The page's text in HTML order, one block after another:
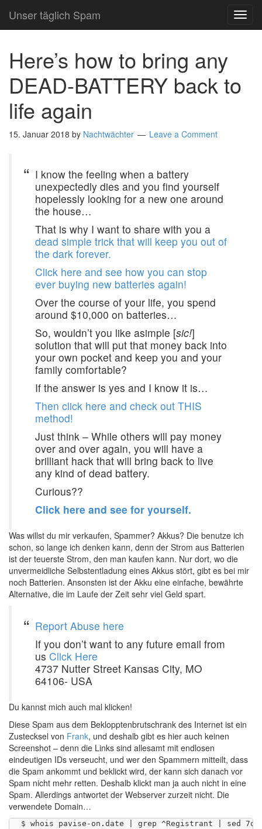
Unser täglich Spam
Here’s how to bring any
DEAD-BATTERY back to
life again
15. Januar 2018 by Nachtwächter Leave a Comment
I know the feeling when a battery
unexpectedly dies and you find yourself
hopelessly looking for a new one around
the house…
That is why I want to share with you a
dead simple trick that will keep you out of
the dark forever.
Click here and see how you can stop
ever buying new batteries again!
Over the course of your life, you spend
around $10,000 on batteries…
So, wouldn’t you like asimple [sic!]
solution that will put that money back into
your own pocket and keep you and your
family comfortable?
If the answer is yes and I know it is…
Then click here and check out THIS
method!
Just think – While others will pay money
over and over again, you will have a
brilliant hack that will bring back to live
any kind of dead battery.
Curious??
Click here and see for yourself.
Was willst du mir verkaufen, Spammer? Akkus? Die benutze ich
schon, so lange ich denken kann, denn der Strom aus Batterien
ist der teuerste Strom, den man kaufen kann. Nur dort, wo die
unvermeidliche Selbstentladung eines Akkus stört, gibt es bei mir
noch Batterien. Ansonsten ist der Akku eine einfache, bewährte
Alternative, die im Laufe der Zeit sehr viel Geld spart.
Report Abuse here
If you don’t want to any future email from
us Click Here
4737 Nutter Street Kansas City, MO
64106- USA
Du kannst mich auch mal klicken!
Diese Spam aus dem Beklopptenbrutschrank des Internet ist ein
Zustecksel von Frank, und deshalb gibt es hier auch keinen
Screenshot – denn die Links sind allesamt mit endlosen
eindeutigen IDs verseucht, und wer den Spammern mitteilt, dass
die Spam ankommt und beklickt wird, der kann sich danach vor
Spam nicht mehr retten. Deshalb klickt man ja auch nicht in eine
Spam. Allerdings antwortet der Webserver zurzeit nicht. Die
verwendete Domain…
$ whois pavise-on.date | grep ^Registrant | sed 7q